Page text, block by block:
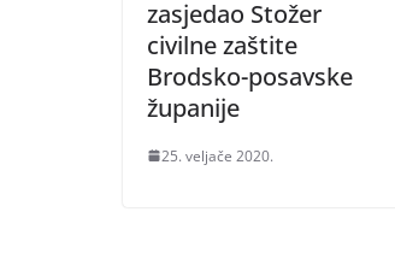
zasjedao Stožer
civilne zaštite
Brodsko-posavske
županije
25. veljače 2020.